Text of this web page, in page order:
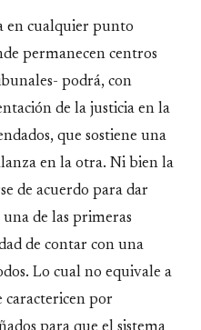
en cualquier punto
permanecen centros
podrá, con
de la justicia en la
que sostiene una
en la otra. Ni bien la
de acuerdo para dar
de las primeras
de contar con una
Lo cual no equivale a
caractericen por